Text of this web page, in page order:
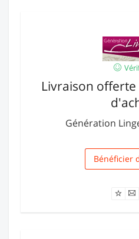
Livraison
Génération
Bénéficier